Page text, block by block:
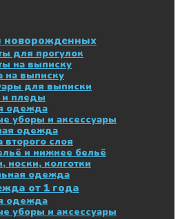
для прогулок
на выписку
выписку
для выписки
пледы
одежда
уборы и аксессуары
одежда
слоя
и нижнее бельё
носки, колготки
одежда
от 1 года
одежда
уборы и аксессуары